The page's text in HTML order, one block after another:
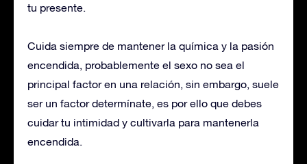
tu presente.
Cuida siempre de mantener la química y la pasión
encendida, probablemente el sexo no sea el
principal factor en una relación, sin embargo, suele
ser un factor determínate, es por ello que debes
cuidar tu intimidad y cultivarla para mantenerla
encendida.